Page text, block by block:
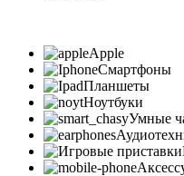
Apple
Смартфоны
Планшеты
Ноутбуки
Умные